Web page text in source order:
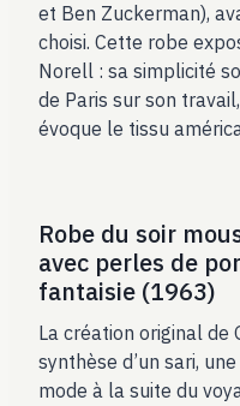
et Ben Zuckerman),
choisi. Cette robe
Norell : sa simplicité
de Paris sur son
évoque le tissu
Robe du soir
avec perles de
fantaisie (1963)
La création original de
synthèse d’un sari,
mode à la suite du